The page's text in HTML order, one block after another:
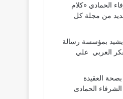
الحمادي «كلام
من مجلة كل
يشيد بمؤسسة رسالة
العربي علي
العقيدة
الحمادى